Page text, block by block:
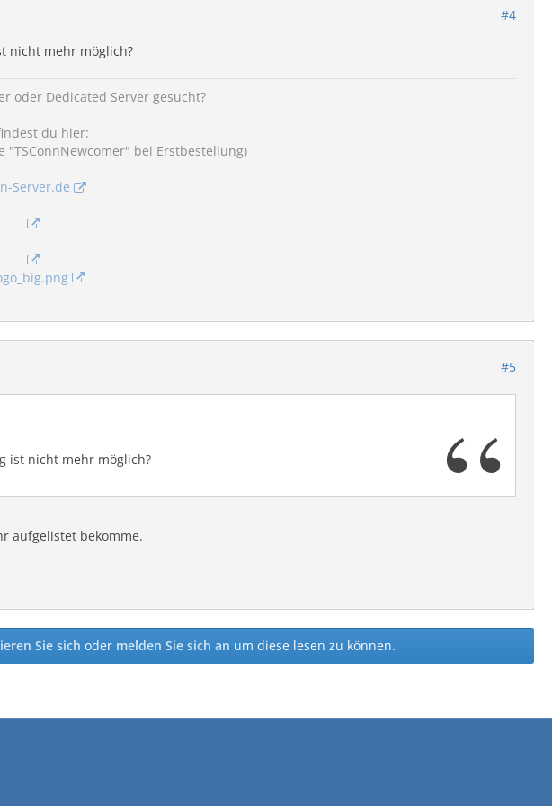
#4
nicht mehr möglich?
oder Dedicated Server gesucht?
du hier:
"TSConnNewcomer" bei Erstbestellung)
Server.de
#5
ist nicht mehr möglich?
aufgelistet bekomme.
Sie sich oder melden Sie sich an um diese lesen zu können.